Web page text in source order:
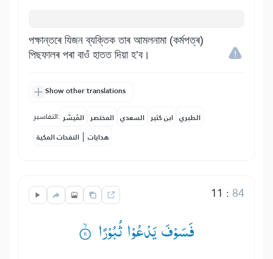
পক্ষান্তৰে যিজন ব্যক্তিক তাৰ আমলনামা (কৰ্মপত্ৰ)
পিছফালৰ পৰা বাওঁ হাতত দিয়া হ’ব।
Show other translations
التفاسير: المُيسَّر المختصر السعدي ابن كثير الطبري
النفحات المكية | هدايات
11 : 84
فَسَوْفَ یَدْعُوْا ثُبُوْرًا ۟ۙ